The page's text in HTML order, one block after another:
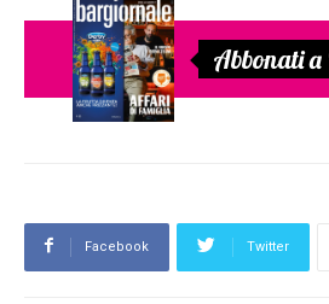
Abbonati
Facebook Twitter